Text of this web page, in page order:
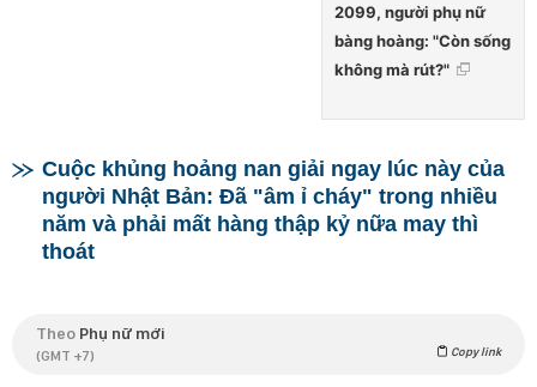
2099, người phụ nữ
bàng hoàng: "Còn sống
không mà rút?"
Cuộc khủng hoảng nan giải ngay lúc này của
người Nhật Bản: Đã "âm ỉ cháy" trong nhiều
năm và phải mất hàng thập kỷ nữa may thì
thoát
Theo Phụ nữ mới
(GMT +7) Copy link